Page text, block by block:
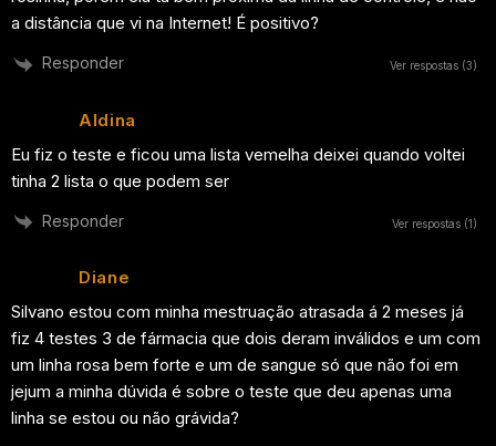
a distância que vi na Internet! É positivo?
Responder Ver respostas (3)
Aldina
Eu fiz o teste e ficou uma lista vemelha deixei quando voltei
tinha 2 lista o que podem ser
Responder Ver respostas (1)
Diane
Silvano estou com minha mestruação atrasada á 2 meses já
fiz 4 testes 3 de fármacia que dois deram inválidos e um com
um linha rosa bem forte e um de sangue só que não foi em
jejum a minha dúvida é sobre o teste que deu apenas uma
linha se estou ou não grávida?